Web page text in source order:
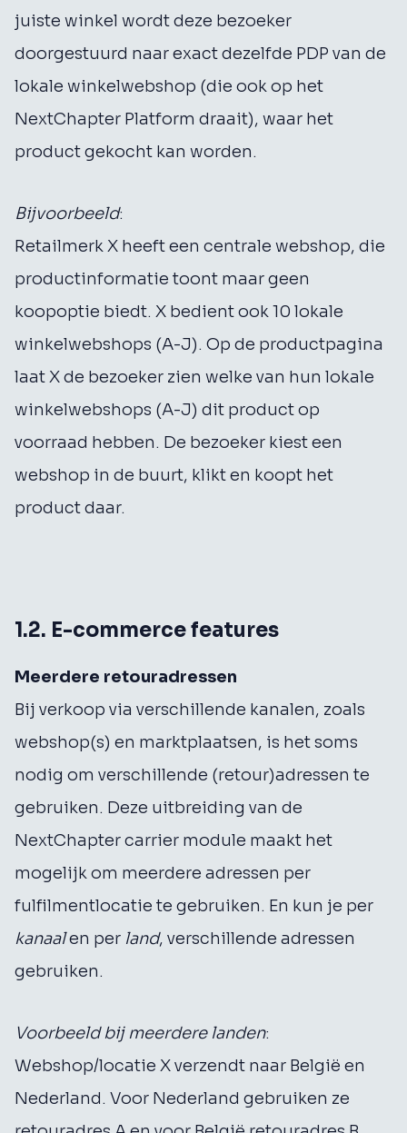
juiste winkel wordt deze bezoeker
doorgestuurd naar exact dezelfde PDP van de
lokale winkelwebshop (die ook op het
NextChapter Platform draait), waar het
product gekocht kan worden.
Bijvoorbeeld:
Retailmerk X heeft een centrale webshop, die
productinformatie toont maar geen
koopoptie biedt. X bedient ook 10 lokale
winkelwebshops (A-J). Op de productpagina
laat X de bezoeker zien welke van hun lokale
winkelwebshops (A-J) dit product op
voorraad hebben. De bezoeker kiest een
webshop in de buurt, klikt en koopt het
product daar.
1.2. E-commerce features
Meerdere retouradressen
Bij verkoop via verschillende kanalen, zoals
webshop(s) en marktplaatsen, is het soms
nodig om verschillende (retour)adressen te
gebruiken. Deze uitbreiding van de
NextChapter carrier module maakt het
mogelijk om meerdere adressen per
fulfilmentlocatie te gebruiken. En kun je per
kanaalen per land, verschillende adressen
gebruiken.
Voorbeeld bij meerdere landen:
Webshop/locatie X verzendt naar België en
Nederland. Voor Nederland gebruiken ze